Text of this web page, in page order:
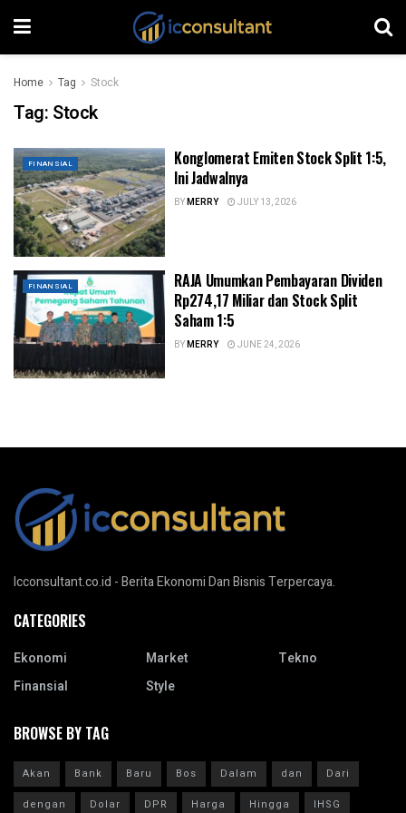
Home Tag Stock
Tag: Stock
FINANSIAL
Konglomerat Emiten Stock Split 1:5,
Ini Jadwalnya
BYMERRY JULY 13, 2026
FINANSIAL
RAJA Umumkan Pembayaran Dividen
Rp274,17 Miliar dan Stock Split
Saham 1:5
BYMERRY JUNE 24, 2026
Icconsultant.co.id - Berita Ekonomi Dan Bisnis Terpercaya.
CATEGORIES
Ekonomi
Finansial
Market
Style
Tekno
BROWSE BY TAG
Akan Bank Baru Bos Dalam dan
Dari
dengan
Dolar DPR Harga Hingga IHSG